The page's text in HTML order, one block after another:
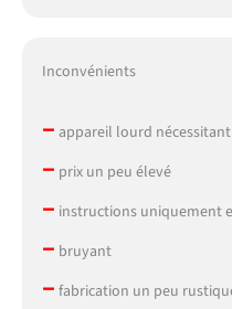
Inconvénients
– appareil lourd
– prix un peu élevé
– instructions uniquement
– bruyant
– fabrication un peu